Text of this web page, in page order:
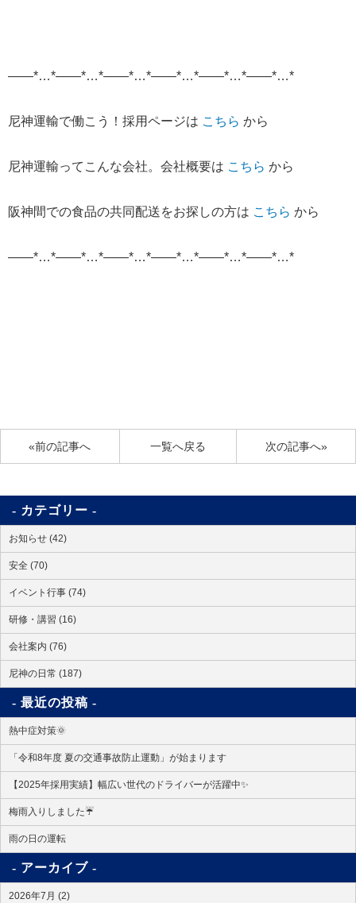
——*…*——*…*——*…*——*…*——*…*——*…*
尼神運輸で働こう！採用ページは こちら から
尼神運輸ってこんな会社。会社概要は こちら から
阪神間での食品の共同配送をお探しの方は こちら から
——*…*——*…*——*…*——*…*——*…*——*…*
«前の記事へ 次の記事へ»
一覧へ戻る
カテゴリー
お知らせ (42)
安全 (70)
イベント行事 (74)
研修・講習 (16)
会社案内 (76)
尼神の日常 (187)
最近の投稿
熱中症対策🌞
「令和8年度 夏の交通事故防止運動」が始まります
【2025年採用実績】幅広い世代のドライバーが活躍中✨
梅雨入りしました☔
雨の日の運転
アーカイブ
2026年7月 (2)